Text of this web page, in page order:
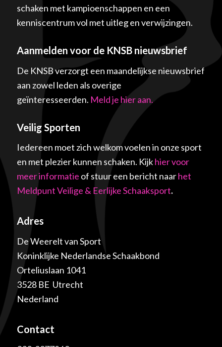
schaken met kampioenschappen en een
kenniscentrum vol met uitleg en verwijzingen.
Aanmelden voor de KNSB nieuwsbrief
De KNSB verzorgt een maandelijkse nieuwsbrief
aan zowel leden als overige
geïnteresseerden. Meld je hier aan.
Veilig Sporten
Iedereen moet zich welkom voelen in onze sport
en met plezier kunnen schaken. Kijkhier voor
meer informatie of stuur een bericht naarhet
Meldpunt Veilige & Eerlijke Schaaksport.
Adres
De Weerelt van Sport
Koninklijke Nederlandse Schaakbond
Orteliuslaan 1041
3528 BE Utrecht
Nederland
Contact